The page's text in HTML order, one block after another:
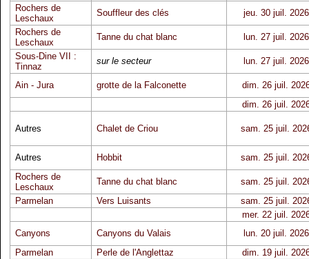
Rochers de
Leschaux
Souffleur des clés
jeu. 30 juil. 2026
Rochers de
Leschaux
Tanne du chat blanc
lun. 27 juil. 2026
Sous-Dine VII :
Tinnaz
sur le secteur lun. 27 juil. 2026
Ain - Jura grotte de la Falconette
dim. 26 juil.
dim. 26 juil.
Autres Chalet de Criou sam. 25 juil.
Autres Hobbit
sam. 25 juil.
Rochers de
Leschaux
Tanne du chat blanc
sam. 25 juil.
Parmelan
Vers Luisants
sam. 25 juil.
mer. 22 juil.
Canyons
Canyons du Valais
lun. 20 juil. 2026
Parmelan
Perle de l'Anglettaz
dim. 19 juil.